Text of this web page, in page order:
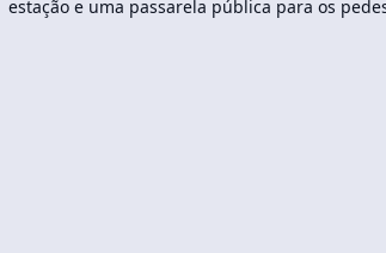
estação e uma passarela pública para os